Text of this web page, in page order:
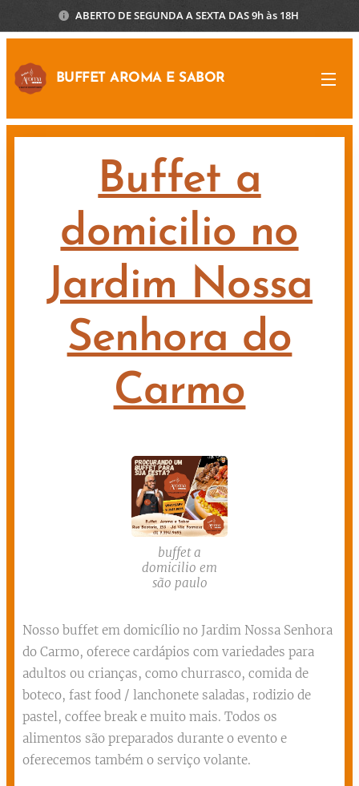
ABERTO DE SEGUNDA A SEXTA DAS 9h às 18H
BUFFET AROMA E SABOR
Buffet a
domicilio no
Jardim Nossa
Senhora do
Carmo
buffet a
domicilio em
são paulo
Nosso buffet em domicílio no Jardim Nossa Senhora
do Carmo, oferece cardápios com variedades para
adultos ou crianças, como churrasco, comida de
boteco, fast food / lanchonete saladas, rodizio de
pastel, coffee break e muito mais. Todos os
alimentos são preparados durante o evento e
oferecemos também o serviço volante.